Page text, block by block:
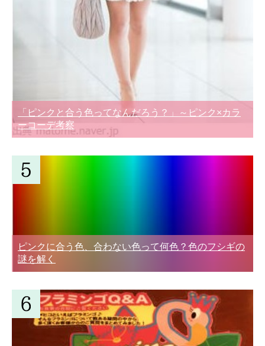
「ピンクと合う色ってなんだろう？」～ピンク×カラ
ーコーデ考察
ピンクに合う色、合わない色って何色？色のフシギの
謎を解く